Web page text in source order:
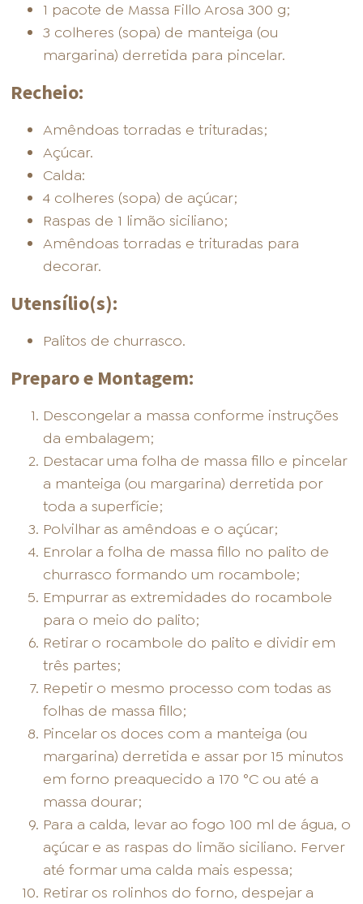
1 pacote de Massa Fillo Arosa 300 g;
3 colheres (sopa) de manteiga (ou
margarina) derretida para pincelar.
Recheio:
Amêndoas torradas e trituradas;
Açúcar.
Calda:
4 colheres (sopa) de açúcar;
Raspas de 1 limão siciliano;
Amêndoas torradas e trituradas para
decorar.
Utensílio(s):
Palitos de churrasco.
Preparo e Montagem:
Descongelar a massa conforme instruções
da embalagem;
Destacar uma folha de massa fillo e pincelar
a manteiga (ou margarina) derretida por
toda a superfície;
Polvilhar as amêndoas e o açúcar;
Enrolar a folha de massa fillo no palito de
churrasco formando um rocambole;
Empurrar as extremidades do rocambole
para o meio do palito;
Retirar o rocambole do palito e dividir em
três partes;
Repetir o mesmo processo com todas as
folhas de massa fillo;
Pincelar os doces com a manteiga (ou
margarina) derretida e assar por 15 minutos
em forno preaquecido a 170 °C ou até a
massa dourar;
Para a calda, levar ao fogo 100 ml de água, o
açúcar e as raspas do limão siciliano. Ferver
até formar uma calda mais espessa;
Retirar os rolinhos do forno, despejar a